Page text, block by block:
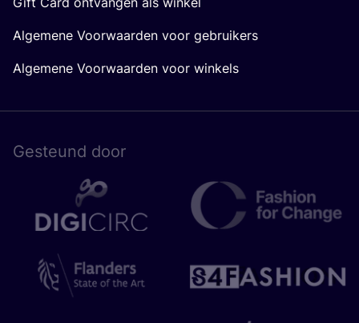
Algemene Voorwaarden voor gebruikers
Algemene Voorwaarden voor winkels
Gesteund door